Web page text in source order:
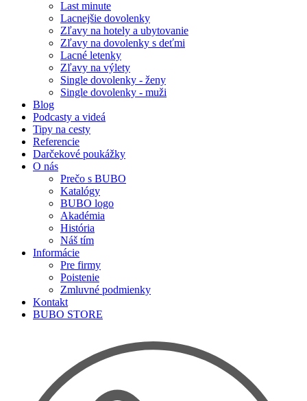
Last minute
Lacnejšie dovolenky
Zľavy na hotely a ubytovanie
Zľavy na dovolenky s deťmi
Lacné letenky
Zľavy na výlety
Single dovolenky - ženy
Single dovolenky - muži
Blog
Podcasty a videá
Tipy na cesty
Referencie
Darčekové poukážky
O nás
Prečo s BUBO
Katalógy
BUBO logo
Akadémia
História
Náš tím
Informácie
Pre firmy
Poistenie
Zmluvné podmienky
Kontakt
BUBO STORE